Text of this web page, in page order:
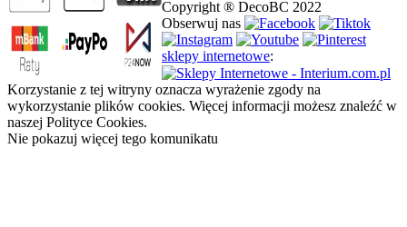
Copyright ® DecoBC 2022
Obserwuj nas
sklepy internetowe:
Korzystanie z tej witryny oznacza wyrażenie zgody na
wykorzystanie plików cookies. Więcej informacji możesz znaleźć w
naszej Polityce Cookies.
Nie pokazuj więcej tego komunikatu